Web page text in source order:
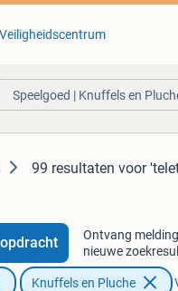
Veiligheidscentrum
Speelgoed | Knuffels en
99 resultaten voor
Ontvang
nieuwe
Knuffels en Pluche